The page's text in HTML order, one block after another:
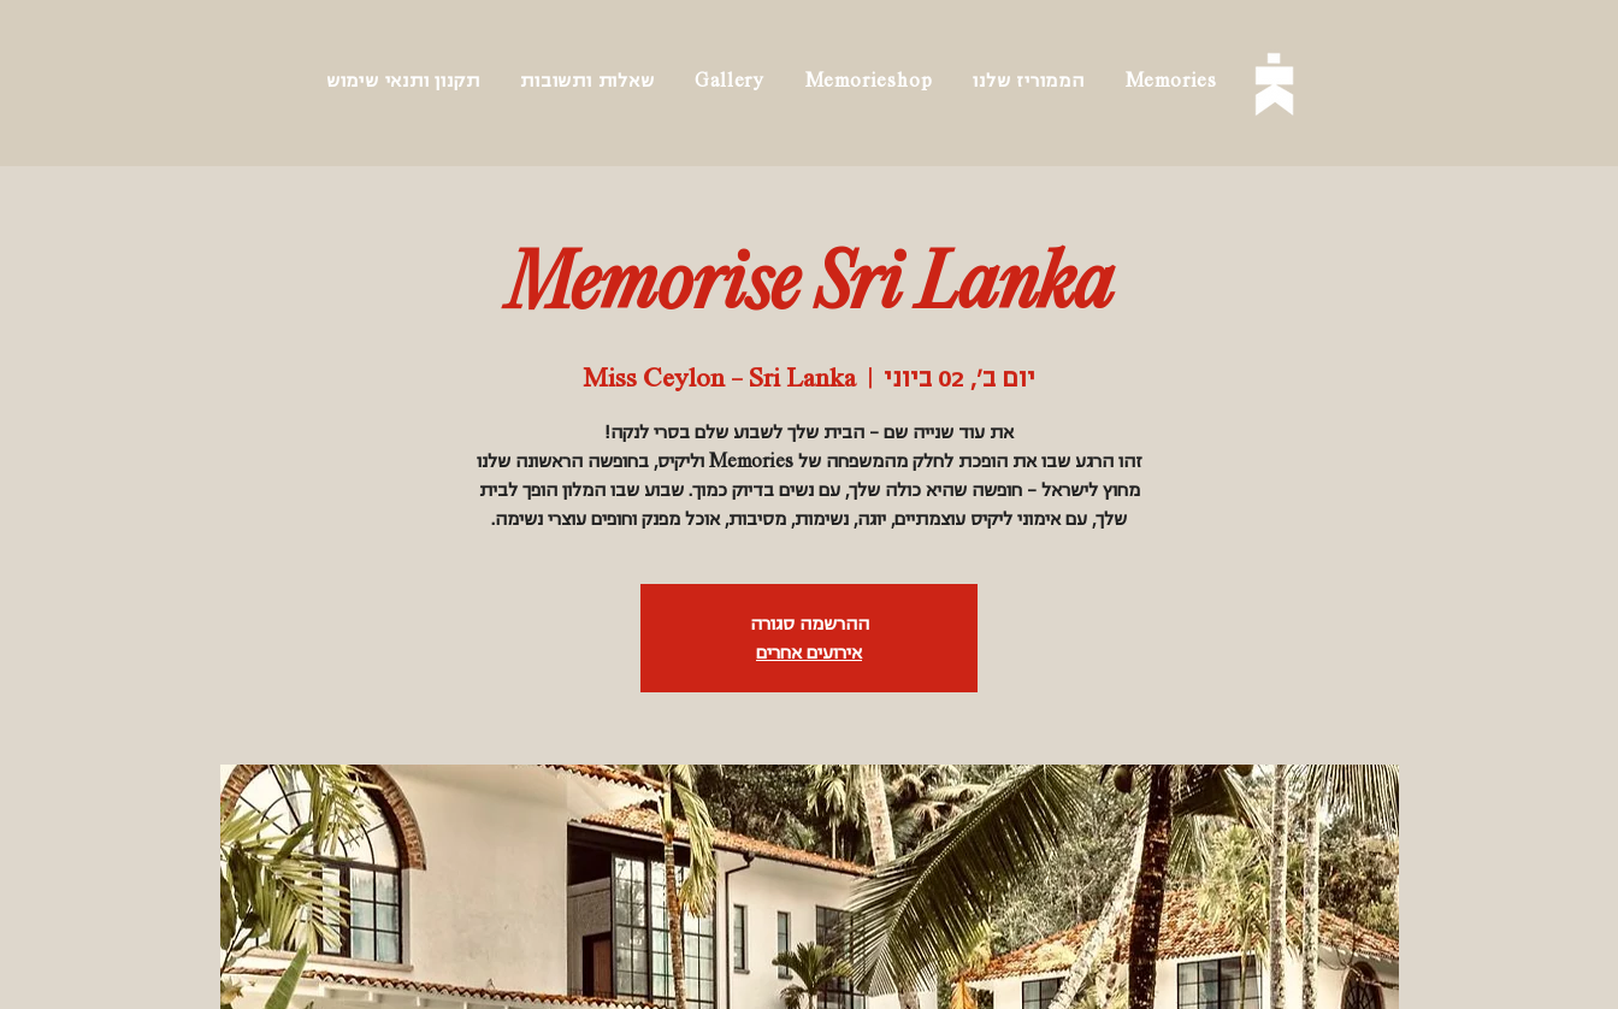
תקנון ותנאי שימוש שאלות ותשובות Gallery Memorieshop הממוריז שלנו Memories
Memorise Sri Lanka
יום ב׳, 02 ביוני
  |
Miss Ceylon - Sri Lanka
זהו הרגע שבו את הופכת לחלק מהמשפחה של Memories וליקיס, בחופשה הראשונה שלנו
מחוץ לישראל – חופשה שהיא כולה שלך, עם נשים בדיוק כמוך. שבוע שבו המלון הופך לבית
שלך, עם אימוני ליקיס עוצמתיים, יוגה, נשימות, מסיבות, אוכל מפנק וחופים עוצרי נשימה.
ההרשמה סגורה
אירועים אחרים